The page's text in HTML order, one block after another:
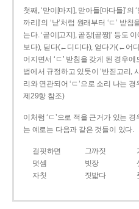
첫째, ‘맏이[마지], 맏아들[마다들]’의 ‘
까리]’의 ‘낟’처럼 원래부터 ‘ㄷ’ 받
는다. ‘곧이[고지], 곧장[곧짱]’ 등도
보다), 딛다(←디디다), 얻다가(←어
어지면서 ‘ㄷ’ 받침을 갖게 된 경우
법에서 규정하고 있듯이 ‘반짇고리,
리와 연관되어 ‘ㄷ’으로 소리 나는
제29항 참조)
이처럼 ‘ㄷ’으로 적을 근거가 있는
는 예로는 다음과 같은 것들이 있다.
걸핏하면 그까짓
덧셈
빗장
자칫
짓밟다